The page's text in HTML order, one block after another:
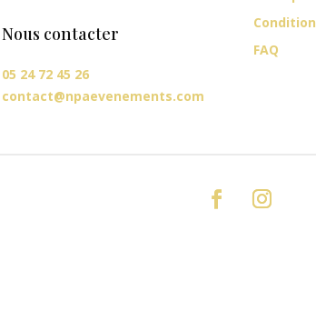
Nous contacter
05 24 72 45 26
contact@npaevenements.com
FAQ